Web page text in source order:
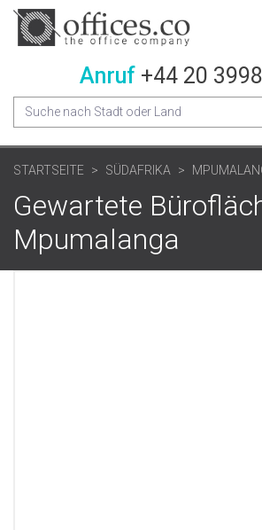
Anruf +44 20
STARTSEITE SÜDAFRIKA
Gewartete
Mpumalanga